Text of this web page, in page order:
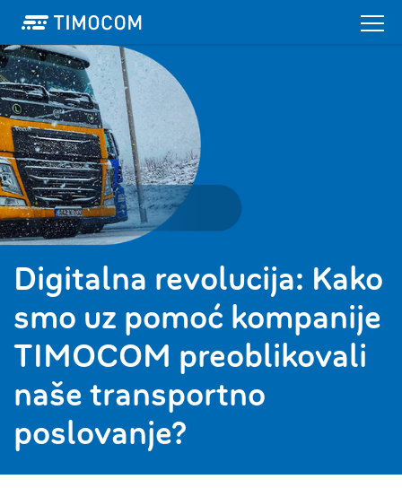
Digitalna revolucija: Kako
smo uz pomoć kompanije
TIMOCOM preoblikovali
naše transportno
poslovanje?